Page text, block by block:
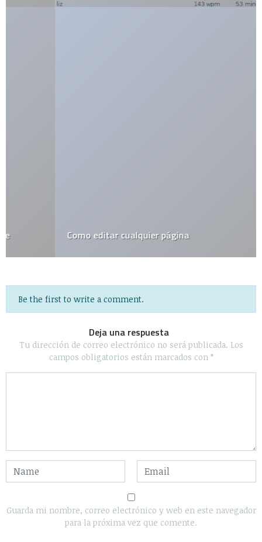
Como editar cualquier página
Be the first to write a comment.
Deja una respuesta
Tu dirección de correo electrónico no será publicada. Los
campos obligatorios están marcados con *
Guarda mi nombre, correo electrónico y web en este navegador
para la próxima vez que comente.